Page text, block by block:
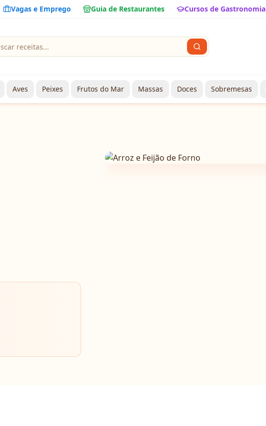
Vagas e Emprego Guia de Restaurantes Cursos de Gastronomia
Aves Peixes Frutos do Mar Massas Doces Sobremesas